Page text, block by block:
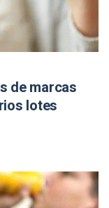
de marcas
lotes